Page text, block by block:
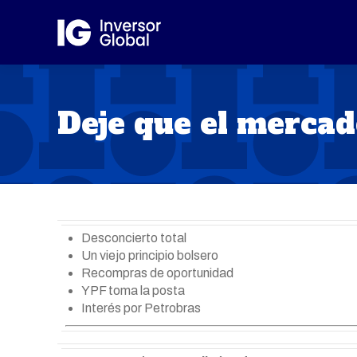
Deje que el
Desconcierto total
Un viejo principio bolsero
Recompras de oportunidad
YPF toma la posta
Interés por Petrobras